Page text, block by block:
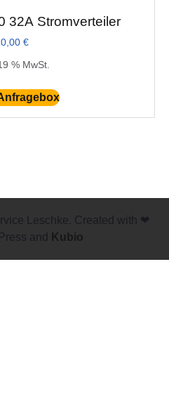
32A Stromverteiler
€
% MwSt.
Leschke. Created with ❤
and
Kubio